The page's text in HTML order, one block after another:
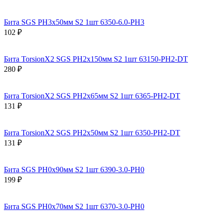
Бита SGS PH3х50мм S2 1шт 6350-6.0-PH3
102 ₽
Бита TorsionX2 SGS PH2х150мм S2 1шт 63150-PH2-DT
280 ₽
Бита TorsionX2 SGS PH2х65мм S2 1шт 6365-PH2-DT
131 ₽
Бита TorsionX2 SGS PH2х50мм S2 1шт 6350-PH2-DT
131 ₽
Бита SGS PH0х90мм S2 1шт 6390-3.0-PH0
199 ₽
Бита SGS PH0х70мм S2 1шт 6370-3.0-PH0